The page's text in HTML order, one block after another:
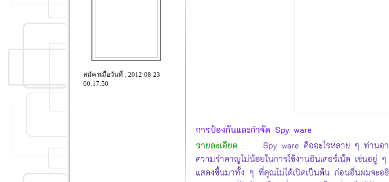
สมัครเมื่อวันที่ : 2012-08-23
00:17:50
การป้องกันและกำจัด Spy ware
รายละเอียด :
Spy ware คืออะไรหลาย ๆ ท่านอา
ความรำคาญไม่น้อยในการใช้งานอินเตอร์เน็ต เช่นอ
แสดงขึ้นมาทั้ง ๆ ที่คุณไม่ได้เปิดเป็นต้น ก่อนอื่นผมจะ